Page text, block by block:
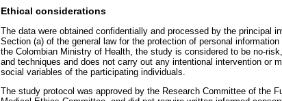
Ethical considerations
The data were obtained confidentially and processed by the principal
Section (a) of the general law for the protection of personal
the Colombian Ministry of Health, the study is considered to be no-
and techniques and does not carry out any intentional intervention or
social variables of the participating individuals.
The study protocol was approved by the Research Committee of the